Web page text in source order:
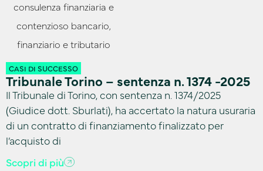
consulenza finanziaria e
contenzioso bancario,
finanziario e tributario
CASI DI SUCCESSO
Tribunale Torino – sentenza n. 1374 -2025
Il Tribunale di Torino, con sentenza n. 1374/2025
(Giudice dott. Sburlati), ha accertato la natura usuraria
di un contratto di finanziamento finalizzato per
l’acquisto di
Scopri di più